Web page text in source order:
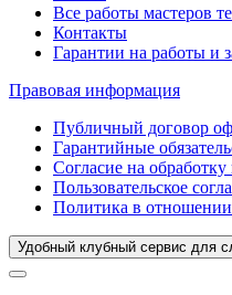
Все работы мастеров
Контакты
Гарантии на работы и
Правовая информация
Публичный договор
Гарантийные
Согласие на
Пользовательское
Политика в
Удобный клубный сервис для